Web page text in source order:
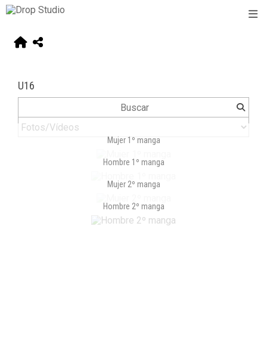
U16
Mujer 1º manga
Hombre 1º manga
Mujer 2º manga
Hombre 2º manga